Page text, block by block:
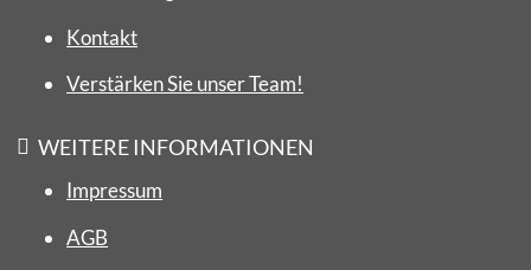
Kontakt
Verstärken Sie unser Team!
WEITERE INFORMATIONEN
Impressum
AGB